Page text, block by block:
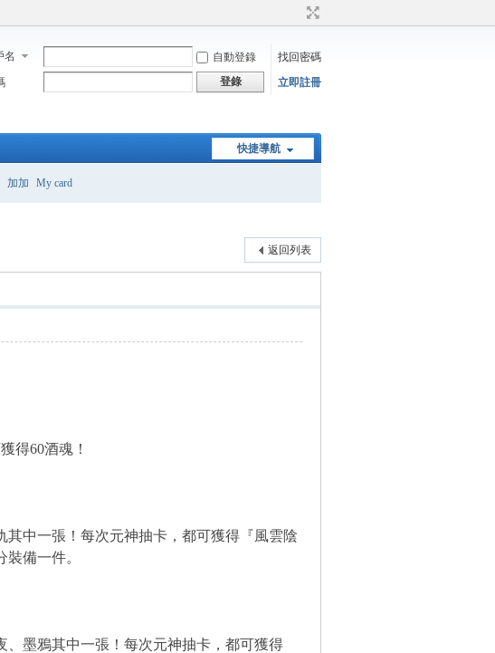
名 自動登錄
找回密碼
登錄 立即註冊
快捷導航
加加 My card
返回列表
得60酒魂！
中一張！每次元神抽卡，都可獲得『風雲陰
備一件。
墨鴉其中一張！每次元神抽卡，都可獲得